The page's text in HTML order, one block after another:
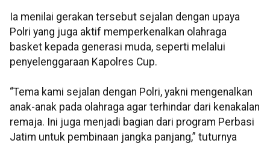
Ia menilai gerakan tersebut sejalan dengan upaya
Polri yang juga aktif memperkenalkan olahraga
basket kepada generasi muda, seperti melalui
penyelenggaraan Kapolres Cup.
“Tema kami sejalan dengan Polri, yakni mengenalkan
anak-anak pada olahraga agar terhindar dari kenakalan
remaja. Ini juga menjadi bagian dari program Perbasi
Jatim untuk pembinaan jangka panjang,” tuturnya